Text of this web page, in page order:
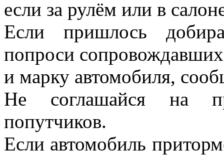
если за рулём или в
Если пришлось
попроси сопровождавших
и марку автомобиля,
Не соглашайся на
попутчиков.
Если автомобиль